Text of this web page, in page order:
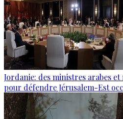
Jordanie: des ministres arabes
pour défendre Jérusalem-Est